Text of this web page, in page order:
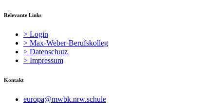
Relevante Links
> Login
> Max-Weber-Berufskolleg
> Datenschutz
> Impressum
Kontakt
europa@mwbk.nrw.schule